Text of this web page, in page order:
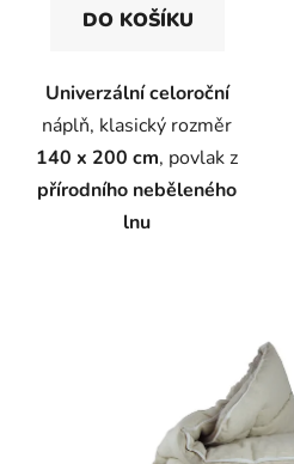
DO KOŠÍKU
Univerzální celoroční
náplň, klasický rozměr
140 x 200 cm, povlak z
přírodního neběleného
lnu